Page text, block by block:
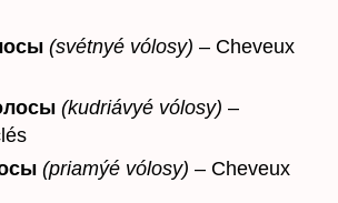
(svétnyé vólosy) – Cheveux
(kudriávyé vólosy) –
(priamýé vólosy) – Cheveux